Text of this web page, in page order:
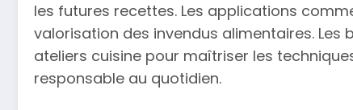
les futures recettes. Les applications
valorisation des invendus alimentaires.
ateliers cuisine pour maîtriser les
responsable au quotidien.